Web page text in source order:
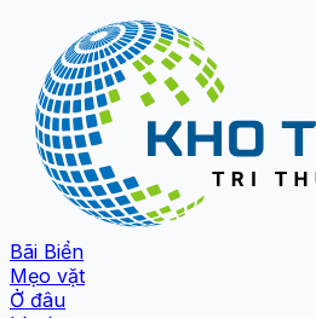
Bãi Biển
Mẹo vặt
Ở đâu